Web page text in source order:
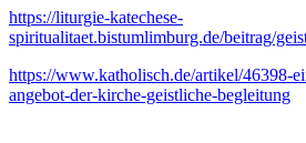
https://liturgie-katechese-
spiritualitaet.bistumlimburg.de/beitrag/
https://www.katholisch.de/artikel/46398-
angebot-der-kirche-geistliche-begleitung